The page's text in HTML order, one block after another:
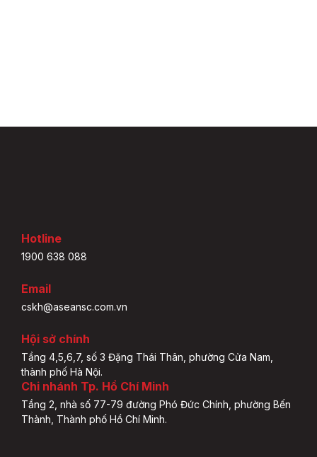
Hotline
1900 638 088
Email
cskh@aseansc.com.vn
Hội sở chính
Tầng 4,5,6,7, số 3 Đặng Thái Thân, phường Cửa Nam,
thành phố Hà Nội.
Chi nhánh Tp. Hồ Chí Minh
Tầng 2, nhà số 77-79 đường Phó Đức Chính, phường Bến
Thành, Thành phố Hồ Chí Minh.